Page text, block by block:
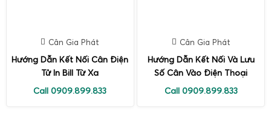
Cân Gia Phát
Hướng Dẫn Kết Nối Cân Điện
Tử In Bill Từ Xa
Call 0909.899.833
Cân Gia Phát
Hướng Dẫn Kết Nối Và Lưu
Số Cân Vào Điện Thoại
Call 0909.899.833